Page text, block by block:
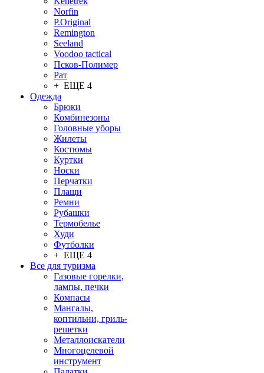
Norfin
P.Original
Remington
Seeland
Voodoo tactical
Псков-Полимер
Рат
+ ЕЩЕ 4
Одежда
Брюки
Комбинезоны
Головные уборы
Жилеты
Костюмы
Куртки
Носки
Перчатки
Плащи
Ремни
Рубашки
Термобелье
Худи
Футболки
+ ЕЩЕ 4
Все для туризма
Газовые горелки,
лампы, печки
Компасы
Мангалы,
коптильни, гриль-
решетки
Металлоискатели
Многоцелевой
инструмент